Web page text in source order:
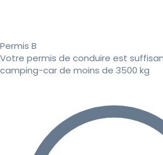
Permis B
Votre permis de conduire est
camping-car de moins de 3500 kg